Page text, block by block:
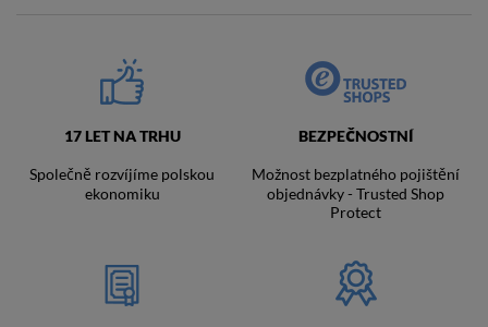
17 LET NA TRHU
Společně rozvíjíme polskou
ekonomiku
BEZPEČNOSTNÍ
Možnost bezplatného pojištění
objednávky - Trusted Shop
Protect